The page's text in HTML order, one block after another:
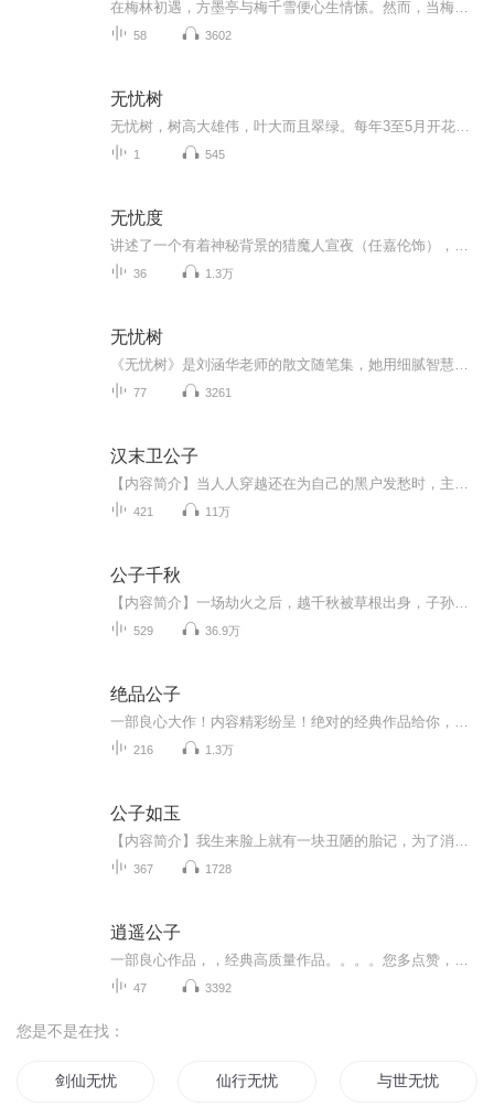
58 3602
无忧树
1 545
无忧度
36 1.3万
无忧树
77 3261
汉末卫公子
421 11万
公子千秋
529 36.9万
绝品公子
216 1.3万
公子如玉
367 1728
逍遥公子
47 3392
您是不是在找：
剑仙无忧 仙行无忧 与世无忧